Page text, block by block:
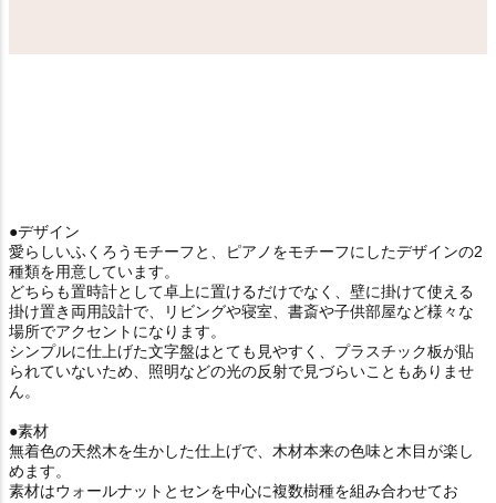
●デザイン
愛らしいふくろうモチーフと、ピアノをモチーフにしたデザインの2
種類を用意しています。
どちらも置時計として卓上に置けるだけでなく、壁に掛けて使える
掛け置き両用設計で、リビングや寝室、書斎や子供部屋など様々な
場所でアクセントになります。
シンプルに仕上げた文字盤はとても見やすく、プラスチック板が貼
られていないため、照明などの光の反射で見づらいこともありませ
ん。
●素材
無着色の天然木を生かした仕上げで、木材本来の色味と木目が楽し
めます。
素材はウォールナットとセンを中心に複数樹種を組み合わせてお